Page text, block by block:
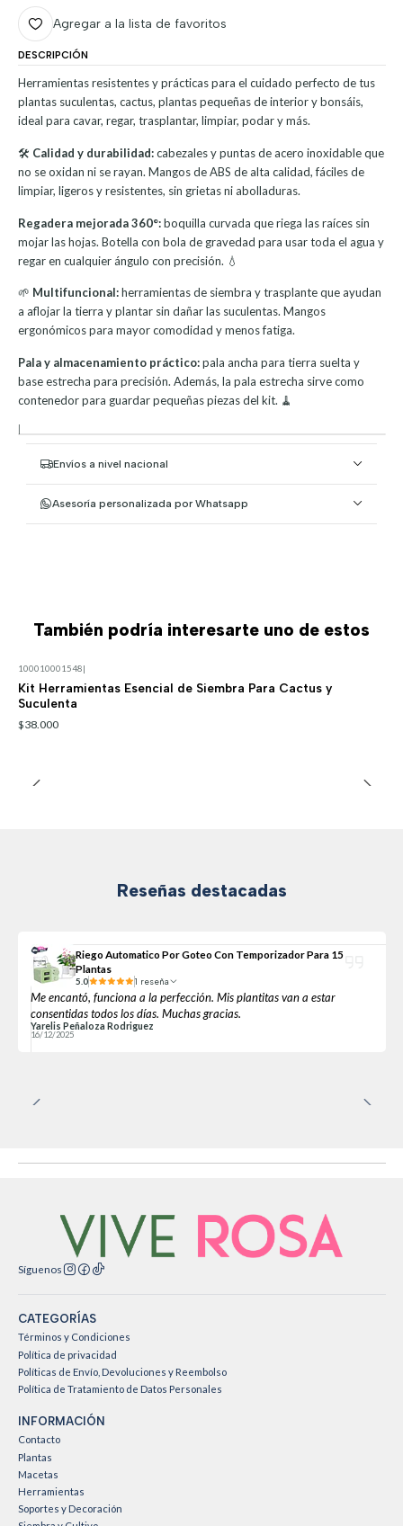
Agregar a la lista de favoritos
DESCRIPCIÓN
Herramientas resistentes y prácticas para el cuidado perfecto de tus
plantas suculentas, cactus, plantas pequeñas de interior y bonsáis,
ideal para cavar, regar, trasplantar, limpiar, podar y más.
🛠️ Calidad y durabilidad:cabezales y puntas de acero inoxidable que
no se oxidan ni se rayan. Mangos de ABS de alta calidad, fáciles de
limpiar, ligeros y resistentes, sin grietas ni abolladuras.
Regadera mejorada 360°:boquilla curvada que riega las raíces sin
mojar las hojas. Botella con bola de gravedad para usar toda el agua y
regar en cualquier ángulo con precisión. 💧
🌱 Multifuncional:herramientas de siembra y trasplante que ayudan
a aflojar la tierra y plantar sin dañar las suculentas. Mangos
ergonómicos para mayor comodidad y menos fatiga.
Pala y almacenamiento práctico:pala ancha para tierra suelta y
base estrecha para precisión. Además, la pala estrecha sirve como
contenedor para guardar pequeñas piezas del kit. 🧹
|
Envíos a nivel nacional
Asesoría personalizada por Whatsapp
También podría interesarte uno de estos
100010001548|
Kit Herramientas Esencial de Siembra Para Cactus y
Suculenta
$38.000
Reseñas destacadas
Riego Automatico Por Goteo Con Temporizador Para 15
Plantas
5.0 1 reseña
Me encantó, funciona a la perfección. Mis plantitas van a estar
consentidas todos los días. Muchas gracias.
Yarelis Peñaloza Rodriguez
16/12/2025
Síguenos
CATEGORÍAS
Términos y Condiciones
Política de privacidad
Políticas de Envío, Devoluciones y Reembolso
Política de Tratamiento de Datos Personales
INFORMACIÓN
Contacto
Plantas
Macetas
Herramientas
Soportes y Decoración